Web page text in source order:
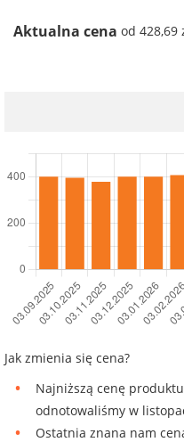
Aktualna cena od 428,69
Jak zmienia się cena?
Najniższą cenę
odnotowaliśmy w
Ostatnia znana nam